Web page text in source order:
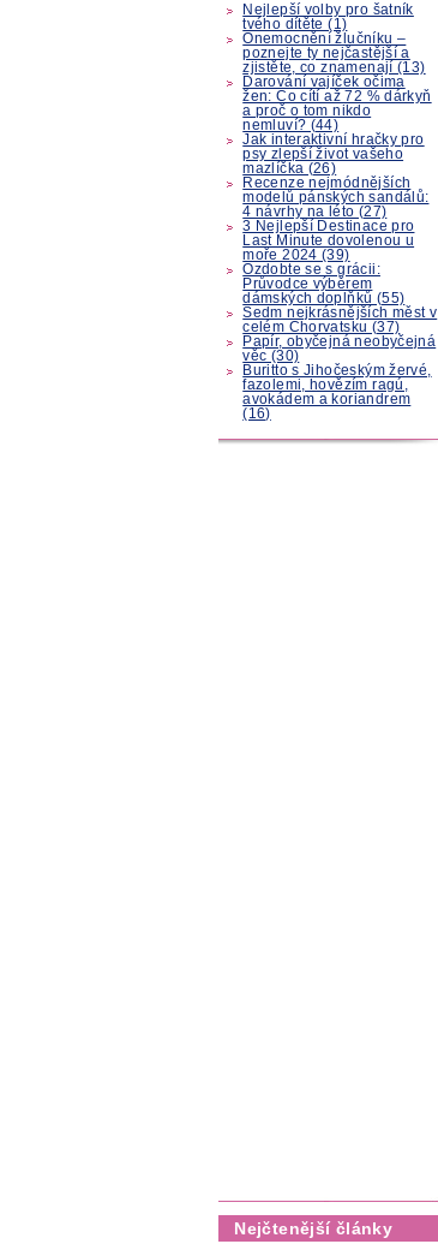
Nejlepší volby pro šatník
tvého dítěte (1)
Onemocnění žlučníku –
poznejte ty nejčastější a
zjistěte, co znamenají (13)
Darování vajíček očima
žen: Co cítí až 72 % dárkyň
a proč o tom nikdo
nemluví? (44)
Jak interaktivní hračky pro
psy zlepší život vašeho
mazlíčka (26)
Recenze nejmódnějších
modelů pánských sandálů:
4 návrhy na léto (27)
3 Nejlepší Destinace pro
Last Minute dovolenou u
moře 2024 (39)
Ozdobte se s grácii:
Průvodce výběrem
dámských doplňků (55)
Sedm nejkrásnějších měst v
celém Chorvatsku (37)
Papír, obyčejná neobyčejná
věc (30)
Buritto s Jihočeským žervé,
fazolemi, hovězím ragú,
avokádem a koriandrem
(16)
Nejčtenější články